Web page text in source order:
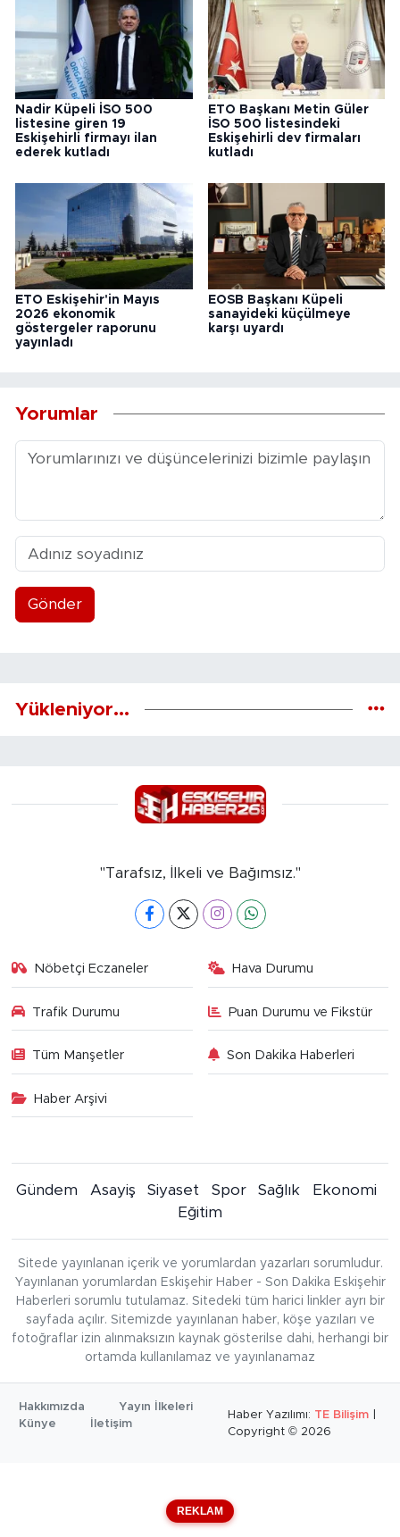
Nadir Küpeli İSO 500
listesine giren 19
Eskişehirli firmayı ilan
ederek kutladı
ETO Başkanı Metin Güler
İSO 500 listesindeki
Eskişehirli dev firmaları
kutladı
ETO Eskişehir'in Mayıs
2026 ekonomik
göstergeler raporunu
yayınladı
EOSB Başkanı Küpeli
sanayideki küçülmeye
karşı uyardı
Yorumlar
Gönder
Yükleniyor...
"Tarafsız, İlkeli ve Bağımsız."
Nöbetçi Eczaneler Hava Durumu
Trafik Durumu Puan Durumu ve Fikstür
Tüm Manşetler Son Dakika Haberleri
Haber Arşivi
Gündem Asayiş Siyaset Spor Sağlık
Ekonomi
Eğitim
Sitede yayınlanan içerik ve yorumlardan yazarları sorumludur.
Yayınlanan yorumlardan Eskişehir Haber - Son Dakika Eskişehir
Haberleri sorumlu tutulamaz. Sitedeki tüm harici linkler ayrı bir
sayfada açılır. Sitemizde yayınlanan haber, köşe yazıları ve
fotoğraflar izin alınmaksızın kaynak gösterilse dahi, herhangi bir
ortamda kullanılamaz ve yayınlanamaz
Hakkımızda
Yayın İlkeleri
Künye
İletişim
Haber Yazılımı: TE Bilişim
Copyright © 2026
REKLAM